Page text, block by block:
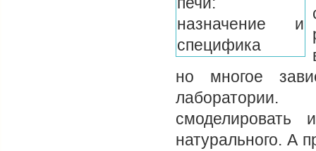
но многое
лаборатории.
натурального. А